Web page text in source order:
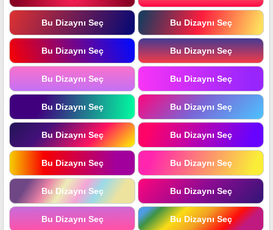
Bu Dizaynı Seç Bu Dizaynı Seç
Bu Dizaynı Seç Bu Dizaynı Seç
Bu Dizaynı Seç Bu Dizaynı Seç
Bu Dizaynı Seç Bu Dizaynı Seç
Bu Dizaynı Seç Bu Dizaynı Seç
Bu Dizaynı Seç Bu Dizaynı Seç
Bu Dizaynı Seç Bu Dizaynı Seç
Bu Dizaynı Seç Bu Dizaynı Seç